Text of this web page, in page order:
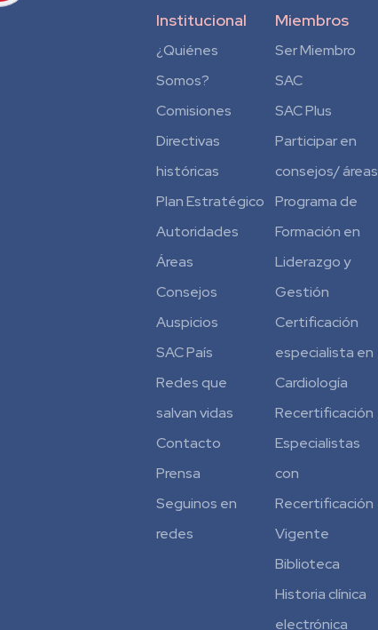
Institucional
¿Quiénes
Somos?
Comisiones
Directivas
históricas
Plan Estratégico
Autoridades
Áreas
Consejos
Auspicios
SAC País
Redes que
salvan vidas
Contacto
Prensa
Seguinos en
redes
Miembros
Ser Miembro
SAC
SAC Plus
Participar en
consejos/ áreas
Programa de
Formación en
Liderazgo y
Gestión
Certificación
especialista en
Cardiología
Recertificación
Especialistas
con
Recertificación
Vigente
Biblioteca
Historia clínica
electrónica